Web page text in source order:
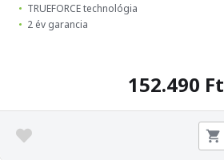
TRUEFORCE technológia
2 év garancia
152.490 Ft